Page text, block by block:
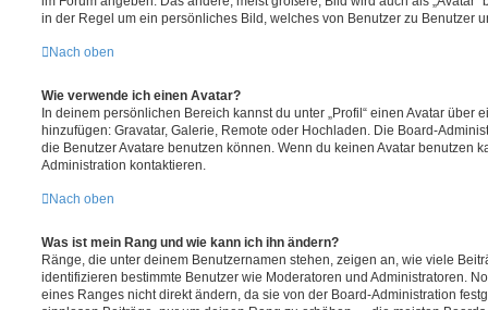
in der Regel um ein persönliches Bild, welches von Benutzer zu Benutzer
Nach oben
Wie verwende ich einen Avatar?
In deinem persönlichen Bereich kannst du unter „Profil“ einen Avatar über
hinzufügen: Gravatar, Galerie, Remote oder Hochladen. Die Board-
die Benutzer Avatare benutzen können. Wenn du keinen Avatar benutzen
Administration kontaktieren.
Nach oben
Was ist mein Rang und wie kann ich ihn ändern?
Ränge, die unter deinem Benutzernamen stehen, zeigen an, wie viele
identifizieren bestimmte Benutzer wie Moderatoren und Administratoren.
eines Ranges nicht direkt ändern, da sie von der Board-Administration